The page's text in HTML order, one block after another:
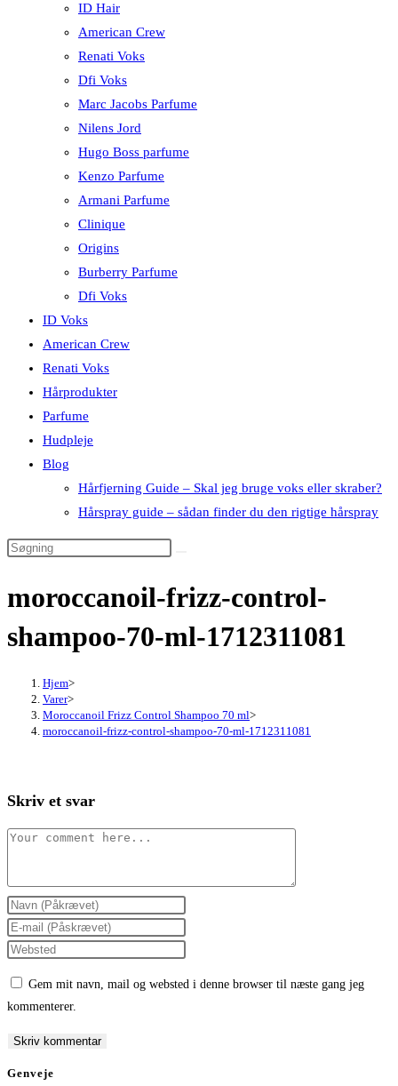
ID Hair
American Crew
Renati Voks
Dfi Voks
Marc Jacobs Parfume
Nilens Jord
Hugo Boss parfume
Kenzo Parfume
Armani Parfume
Clinique
Origins
Burberry Parfume
Dfi Voks
ID Voks
American Crew
Renati Voks
Hårprodukter
Parfume
Hudpleje
Blog
Hårfjerning Guide – Skal jeg bruge voks eller skraber?
Hårspray guide – sådan finder du den rigtige hårspray
moroccanoil-frizz-control-
shampoo-70-ml-1712311081
Hjem>
Varer>
Moroccanoil Frizz Control Shampoo 70 ml>
moroccanoil-frizz-control-shampoo-70-ml-1712311081
Skriv et svar
Comment
Enter
your
name
comment
Enter
your
comment
Enter
(optional)
Gem mit navn, mail og websted i denne browser til næste gang jeg
kommenterer.
Genveje